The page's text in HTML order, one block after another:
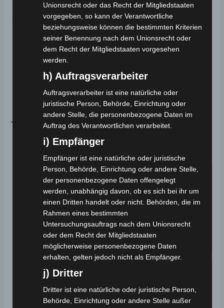
Lenkung und Sitzbank:
Lenkradhöhe: 1100 mm
Lenkrad Breite:
Sitzbank Breite:260 mm
Abstand Lenkrad -> Sitzbank: 550 mm
Topcase:
Neigmecha
nismus
Zündung
Beleuchtun
Unionsrecht oder das Recht der Mitgliedstaaten
vorgegeben, so kann der Verantwortliche
beziehungsweise können die bestimmten Kriterien
seiner Benennung nach dem Unionsrecht oder
dem Recht der Mitgliedstaaten vorgesehen
werden.
h) Auftragsverarbeiter
Auftragsverarbeiter ist eine natürliche oder
juristische Person, Behörde, Einrichtung oder
andere Stelle, die personenbezogene Daten im
Auftrag des Verantwortlichen verarbeitet.
i) Empfänger
Empfänger ist eine natürliche oder juristische
Person, Behörde, Einrichtung oder andere Stelle,
der personenbezogene Daten offengelegt
werden, unabhängig davon, ob es sich bei ihr um
einen Dritten handelt oder nicht. Behörden, die im
Rahmen eines bestimmten
Untersuchungsauftrags nach dem Unionsrecht
oder dem Recht der Mitgliedstaaten
möglicherweise personenbezogene Daten
erhalten, gelten jedoch nicht als Empfänger.
j) Dritter
Dritter ist eine natürliche oder juristische Person,
Behörde, Einrichtung oder andere Stelle außer